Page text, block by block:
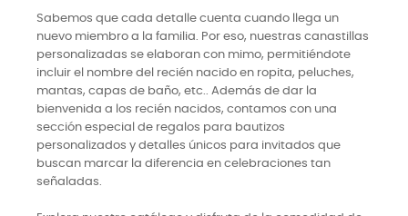
Sabemos que cada detalle cuenta cuando llega un
nuevo miembro a la familia. Por eso, nuestras canastillas
personalizadas se elaboran con mimo, permitiéndote
incluir el nombre del recién nacido en ropita, peluches,
mantas, capas de baño, etc.. Además de dar la
bienvenida a los recién nacidos, contamos con una
sección especial de regalos para bautizos
personalizados y detalles únicos para invitados que
buscan marcar la diferencia en celebraciones tan
señaladas.